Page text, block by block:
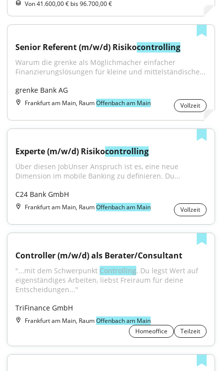
Von 41.600,00 € bis 96.700,00 €
Senior Referent (m/w/d) Risikocontrolling
Warum die grenke als Möglichmacher einfacher
Finanzierungslösungen für kleine und mittelständische...
grenke Bank AG
Frankfurt am Main, RaumOffenbach am Main Vollzeit
Experte (m/w/d) Risikocontrolling
Über diesen JobUnser Anspruch ist es, eine neue
Dimension im mobile Banking zu definieren. Du...
C24 Bank GmbH
Frankfurt am Main, RaumOffenbach am Main Vollzeit
Controller (m/w/d) als Berater/Consultant
"...mit dem Schwerpunkt Controlling. Du legst Wert auf
eigenständiges Arbeiten, liebst Freiraum für deine
Entscheidungen..."
TriFinance GmbH
Frankfurt am Main, RaumOffenbach am Main
Homeoffice
Teilzeit